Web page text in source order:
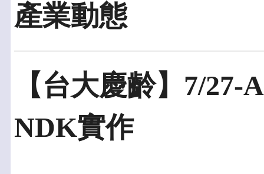
產業動態
【台大慶齡】7/
NDK實作